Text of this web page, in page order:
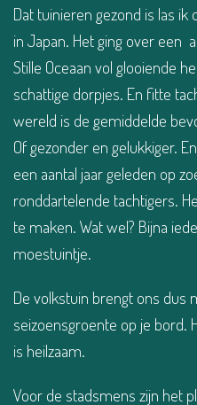
Dat tuinieren gezond is las
in Japan. Het ging over een
Stille Oceaan vol glooiende
schattige dorpjes. En fitte
wereld is de gemiddelde
Of gezonder en gelukkiger.
een aantal jaar geleden op
ronddartelende tachtigers.
te maken. Wat wel? Bijna
moestuintje.
De volkstuin brengt ons dus
seizoensgroente op je bord.
is heilzaam.
Voor de stadsmens zijn het